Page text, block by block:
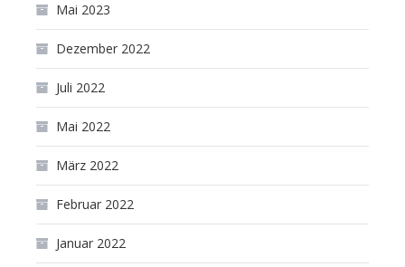
Mai 2023
Dezember 2022
Juli 2022
Mai 2022
März 2022
Februar 2022
Januar 2022